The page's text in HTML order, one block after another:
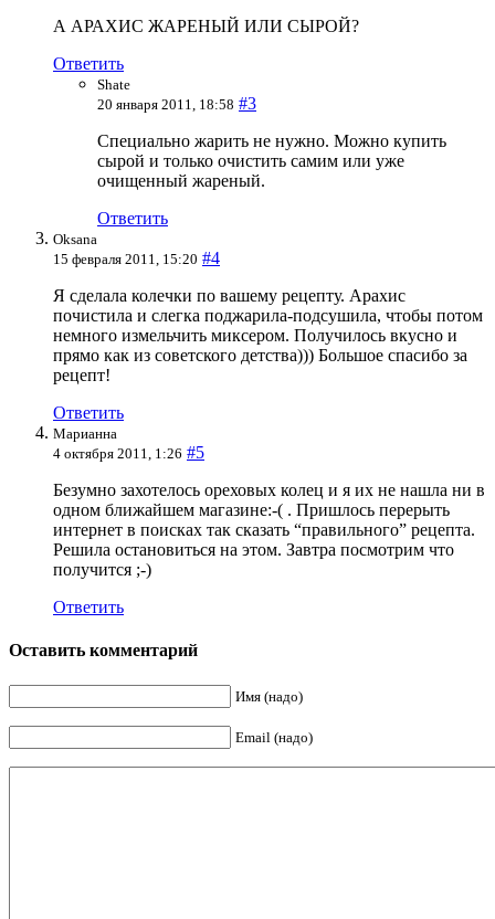
А АРАХИС ЖАРЕНЫЙ ИЛИ СЫРОЙ?
Ответить
Shate
20 января 2011, 18:58 #3
Специально жарить не нужно. Можно купить
сырой и только очистить самим или уже
очищенный жареный.
Ответить
Oksana
15 февраля 2011, 15:20 #4
Я сделала колечки по вашему рецепту. Арахис
почистила и слегка поджарила-подсушила, чтобы потом
немного измельчить миксером. Получилось вкусно и
прямо как из советского детства))) Большое спасибо за
рецепт!
Ответить
Марианна
4 октября 2011, 1:26 #5
Безумно захотелось ореховых колец и я их не нашла ни в
одном ближайшем магазине:-( . Пришлось перерыть
интернет в поисках так сказать “правильного” рецепта.
Решила остановиться на этом. Завтра посмотрим что
получится ;-)
Ответить
Оставить комментарий
Имя (надо)
Email (надо)